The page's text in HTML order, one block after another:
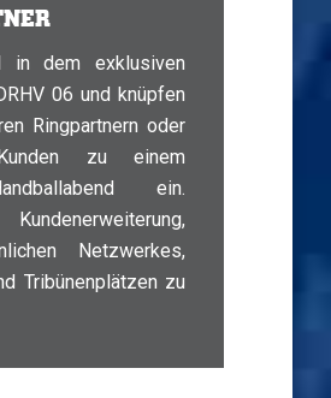
in dem exklusiven
06 und knüpfen
Ringpartnern oder
zu einem
ein.
Netzwerkes,
Tribünenplätzen zu